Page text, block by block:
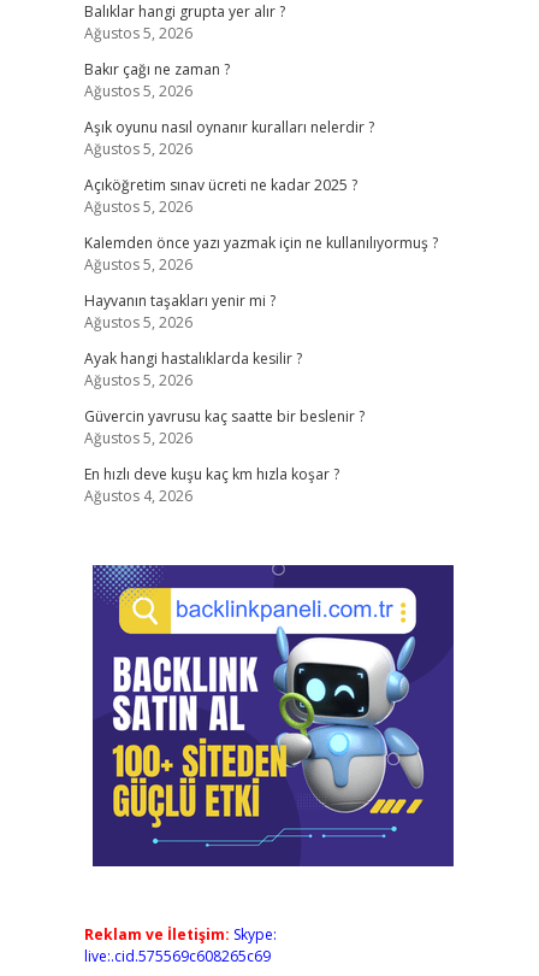
Balıklar hangi grupta yer alır ?
Ağustos 5, 2026
Bakır çağı ne zaman ?
Ağustos 5, 2026
Aşık oyunu nasıl oynanır kuralları nelerdir ?
Ağustos 5, 2026
Açıköğretim sınav ücreti ne kadar 2025 ?
Ağustos 5, 2026
Kalemden önce yazı yazmak için ne kullanılıyormuş ?
Ağustos 5, 2026
Hayvanın taşakları yenir mi ?
Ağustos 5, 2026
Ayak hangi hastalıklarda kesilir ?
Ağustos 5, 2026
Güvercin yavrusu kaç saatte bir beslenir ?
Ağustos 5, 2026
En hızlı deve kuşu kaç km hızla koşar ?
Ağustos 4, 2026
Reklam ve İletişim: Skype:
live:.cid.575569c608265c69